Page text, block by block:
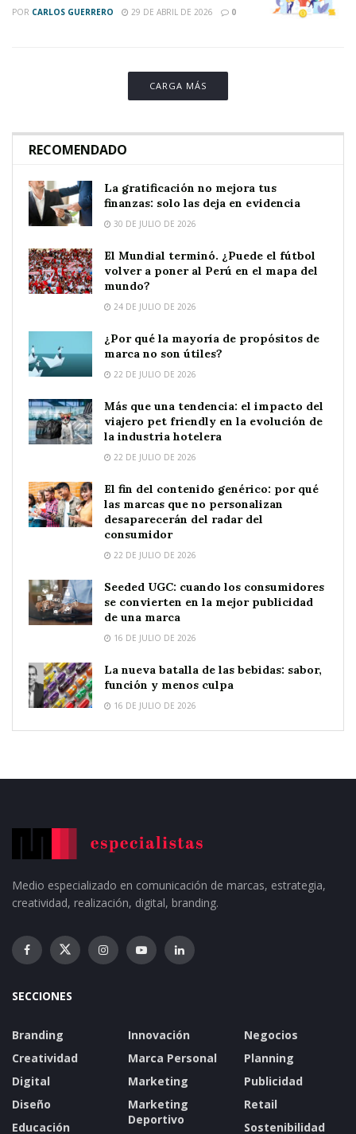
POR CARLOS GUERRERO 29 DE ABRIL DE 2026 0
CARGA MÁS
RECOMENDADO
La gratificación no mejora tus
finanzas: solo las deja en evidencia
30 DE JULIO DE 2026
El Mundial terminó. ¿Puede el fútbol
volver a poner al Perú en el mapa del
mundo?
24 DE JULIO DE 2026
¿Por qué la mayoría de propósitos de
marca no son útiles?
22 DE JULIO DE 2026
Más que una tendencia: el impacto del
viajero pet friendly en la evolución de
la industria hotelera
22 DE JULIO DE 2026
El fin del contenido genérico: por qué
las marcas que no personalizan
desaparecerán del radar del
consumidor
22 DE JULIO DE 2026
Seeded UGC: cuando los consumidores
se convierten en la mejor publicidad
de una marca
16 DE JULIO DE 2026
La nueva batalla de las bebidas: sabor,
función y menos culpa
16 DE JULIO DE 2026
Medio especializado en comunicación de marcas, estrategia,
creatividad, realización, digital, branding.
SECCIONES
Branding
Creatividad
Digital
Diseño
Educación
Innovación
Marca Personal
Marketing
Marketing
Deportivo
Negocios
Planning
Publicidad
Retail
Sostenibilidad